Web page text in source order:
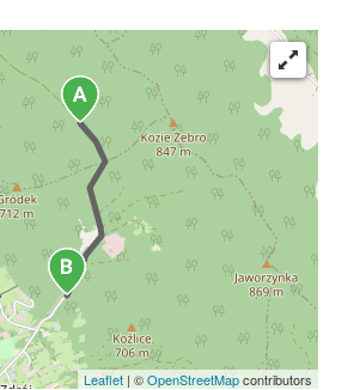
Leaflet | ©OpenStreetMapcontributors